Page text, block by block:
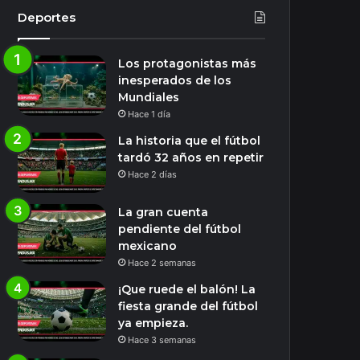
Deportes
Los protagonistas más
inesperados de los
Mundiales
Hace 1 día
La historia que el fútbol
tardó 32 años en repetir
Hace 2 días
La gran cuenta
pendiente del fútbol
mexicano
Hace 2 semanas
¡Que ruede el balón! La
fiesta grande del fútbol
ya empieza.
Hace 3 semanas